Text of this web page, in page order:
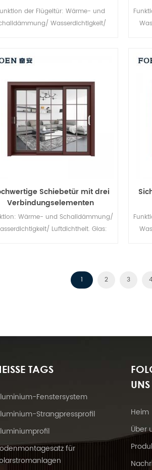
der Flügeltür: Wärme- und
Wasserdichtigkeit/
Schiebetür mit drei
Verbindungselementen
Wärme- und Schalldämmung/
Luftdichtheit. Glas:
1 2 3
TAGS
Fenstersystem
Strangpressprofil
für
UNS
Heim
Über